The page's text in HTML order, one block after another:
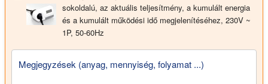
sokoldalú, az aktuális teljesítmény, a kumulált energia
és a kumulált működési idő megjelenítéséhez, 230V ~
1P, 50-60Hz
Megjegyzések (anyag, mennyiség, folyamat ...)